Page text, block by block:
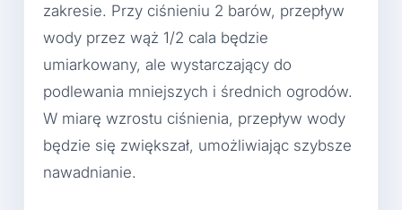
zakresie. Przy ciśnieniu 2 barów, przepływ
wody przez wąż 1/2 cala będzie
umiarkowany, ale wystarczający do
podlewania mniejszych i średnich ogrodów.
W miarę wzrostu ciśnienia, przepływ wody
będzie się zwiększał, umożliwiając szybsze
nawadnianie.